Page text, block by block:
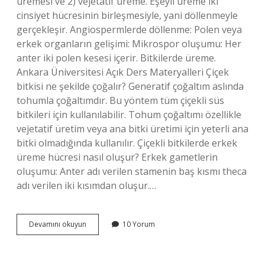
cinsiyet hücresinin birleşmesiyle, yani döllenmeyle
gerçekleşir. Angiospermlerde döllenme: Polen veya
erkek organların gelişimi: Mikrospor oluşumu: Her
anter iki polen kesesi içerir. Bitkilerde üreme.
Ankara Üniversitesi Açık Ders Materyalleri Çiçek
bitkisi ne şekilde çoğalır? Generatif çoğaltım aslında
tohumla çoğaltımdır. Bu yöntem tüm çiçekli süs
bitkileri için kullanılabilir. Tohum çoğaltımı özellikle
vejetatif üretim veya ana bitki üretimi için yeterli ana
bitki olmadığında kullanılır. Çiçekli bitkilerde erkek
üreme hücresi nasıl oluşur? Erkek gametlerin
oluşumu: Anter adı verilen stamenin baş kısmı theca
adı verilen iki kısımdan oluşur.…
Devamını okuyun Çiçeklerde
Üreme
10 Yorum